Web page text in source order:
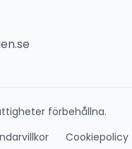
förbehållna.
Cookiepolicy